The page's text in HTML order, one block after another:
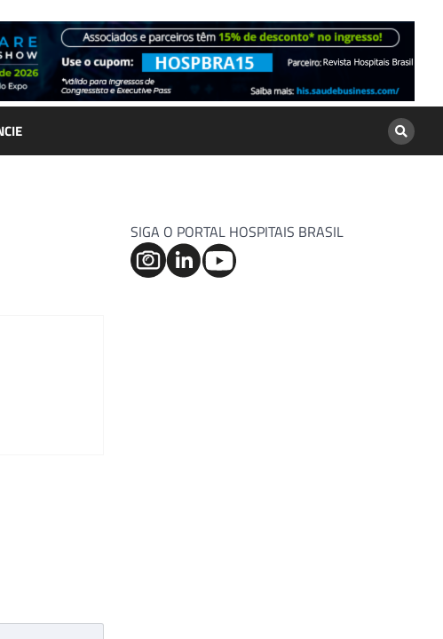
SIGA O PORTAL HOSPITAIS BRASIL